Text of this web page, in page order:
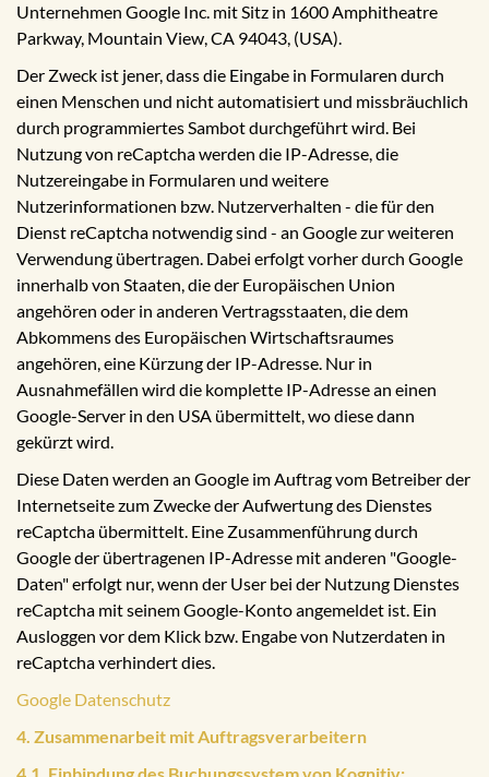
Unternehmen Google Inc. mit Sitz in 1600 Amphitheatre
Parkway, Mountain View, CA 94043, (USA).
Der Zweck ist jener, dass die Eingabe in Formularen durch
einen Menschen und nicht automatisiert und missbräuchlich
durch programmiertes Sambot durchgeführt wird. Bei
Nutzung von reCaptcha werden die IP-Adresse, die
Nutzereingabe in Formularen und weitere
Nutzerinformationen bzw. Nutzerverhalten - die für den
Dienst reCaptcha notwendig sind - an Google zur weiteren
Verwendung übertragen. Dabei erfolgt vorher durch Google
innerhalb von Staaten, die der Europäischen Union
angehören oder in anderen Vertragsstaaten, die dem
Abkommens des Europäischen Wirtschaftsraumes
angehören, eine Kürzung der IP-Adresse. Nur in
Ausnahmefällen wird die komplette IP-Adresse an einen
Google-Server in den USA übermittelt, wo diese dann
gekürzt wird.
Diese Daten werden an Google im Auftrag vom Betreiber der
Internetseite zum Zwecke der Aufwertung des Dienstes
reCaptcha übermittelt. Eine Zusammenführung durch
Google der übertragenen IP-Adresse mit anderen "Google-
Daten" erfolgt nur, wenn der User bei der Nutzung Dienstes
reCaptcha mit seinem Google-Konto angemeldet ist. Ein
Ausloggen vor dem Klick bzw. Engabe von Nutzerdaten in
reCaptcha verhindert dies.
Google Datenschutz
4. Zusammenarbeit mit Auftragsverarbeitern